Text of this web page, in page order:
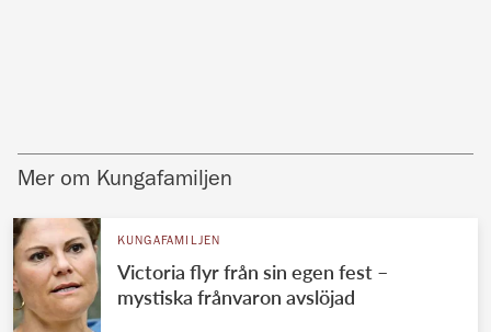
Mer om Kungafamiljen
KUNGAFAMILJEN
Victoria flyr från sin egen fest –
mystiska frånvaron avslöjad